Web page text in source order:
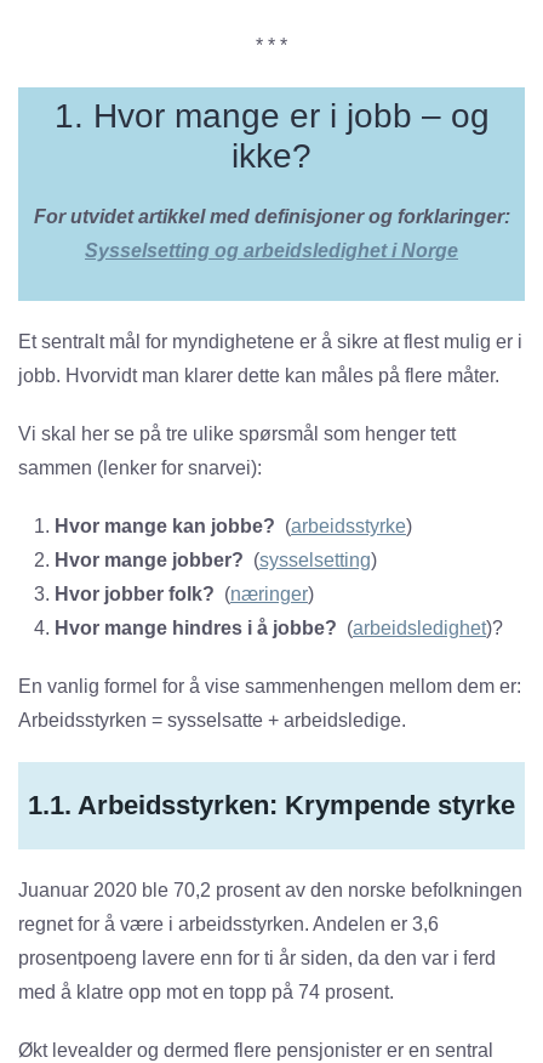
* * *
1. Hvor mange er i jobb – og
ikke?
For utvidet artikkel med definisjoner og forklaringer:
Sysselsetting og arbeidsledighet i Norge
Et sentralt mål for myndighetene er å sikre at flest mulig er i
jobb. Hvorvidt man klarer dette kan måles på flere måter.
Vi skal her se på tre ulike spørsmål som henger tett
sammen (lenker for snarvei):
Hvor mange kan jobbe? (arbeidsstyrke)
Hvor mange jobber? (sysselsetting)
Hvor jobber folk? (næringer)
Hvor mange hindres i å jobbe? (arbeidsledighet)?
En vanlig formel for å vise sammenhengen mellom dem er:
Arbeidsstyrken = sysselsatte + arbeidsledige.
1.1. Arbeidsstyrken: Krympende styrke
Juanuar 2020 ble 70,2 prosent av den norske befolkningen
regnet for å være i arbeidsstyrken. Andelen er 3,6
prosentpoeng lavere enn for ti år siden, da den var i ferd
med å klatre opp mot en topp på 74 prosent.
Økt levealder og dermed flere pensjonister er en sentral